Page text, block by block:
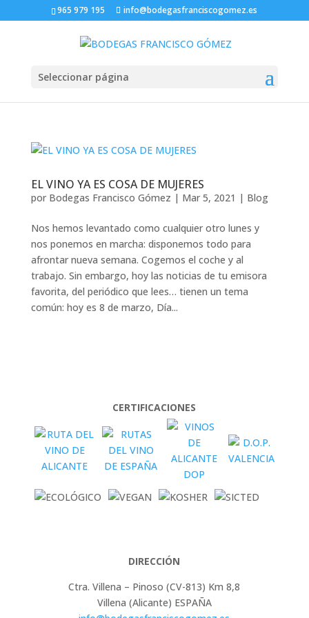
965 979 195 info@bodegasfranciscogomez.es
Seleccionar página
EL VINO YA ES COSA DE MUJERES
por Bodegas Francisco Gómez | Mar 5, 2021 | Blog
Nos hemos levantado como cualquier otro lunes y
nos ponemos en marcha: disponemos todo para
afrontar nueva semana. Cogemos el coche y al
trabajo. Sin embargo, hoy las noticias de tu emisora
favorita, del periódico que lees… tienen un tema
común: hoy es 8 de marzo, Día...
CERTIFICACIONES
DIRECCIÓN
Ctra. Villena – Pinoso (CV-813) Km 8,8
Villena (Alicante) ESPAÑA